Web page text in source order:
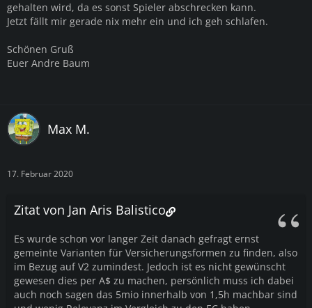
gehalten wird, da es sonst Spieler abschrecken kann.
Jetzt fällt mir gerade nix mehr ein und ich geh schlafen.
Schönen Gruß
Euer Andre Baum
Max M.
17. Februar 2020
Zitat von Jan Aris Balistico
Es wurde schon vor langer Zeit danach gefragt ernst
gemeinte Varianten für Versicherungsformen zu finden, also
im Bezug auf V2 zumindest. Jedoch ist es nicht gewünscht
gewesen dies per A$ zu machen, persönlich muss ich dabei
auch noch sagen das 5mio innerhalb von 1,5h machbar sind